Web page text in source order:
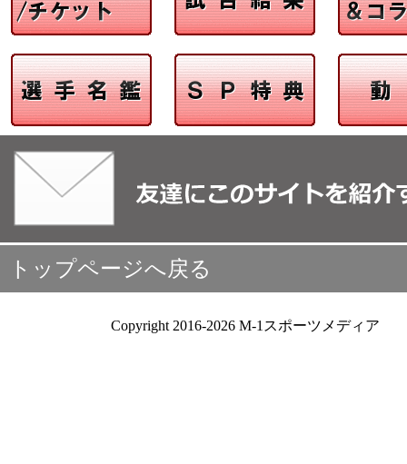
トップページへ戻る
Copyright 2016-2026 M-1スポーツメディア